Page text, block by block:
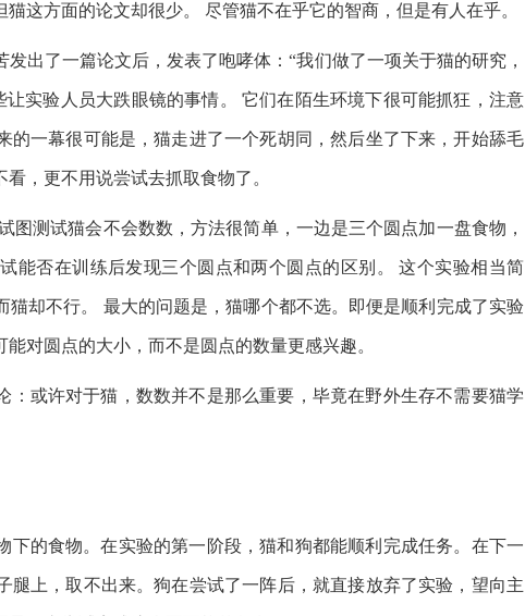
这方面的论文却很少。 尽管猫不在乎它的智商，但是有人在乎。
出了一篇论文后，发表了咆哮体：“我们做了一项关于猫的研究，
实验人员大跌眼镜的事情。 它们在陌生环境下很可能抓狂，注意
的一幕很可能是，猫走进了一个死胡同，然后坐了下来，开始舔毛
，更不用说尝试去抓取食物了。
图测试猫会不会数数，方法很简单，一边是三个圆点加一盘食物，
能否在训练后发现三个圆点和两个圆点的区别。 这个实验相当简
却不行。 最大的问题是，猫哪个都不选。即便是顺利完成了实验
对圆点的大小，而不是圆点的数量更感兴趣。
：或许对于猫，数数并不是那么重要，毕竟在野外生存不需要猫学
下的食物。在实验的第一阶段，猫和狗都能顺利完成任务。在下一
腿上，取不出来。狗在尝试了一阵后，就直接放弃了实验，望向主